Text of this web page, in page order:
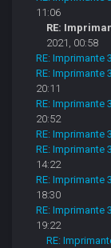
11:06
RE:
2021, 00:58
RE: Imprimante
RE: Imprimante
20:11
RE: Imprimante
20:52
RE: Imprimante
RE: Imprimante
14:22
RE: Imprimante
18:30
RE: Imprimante
19:22
RE: